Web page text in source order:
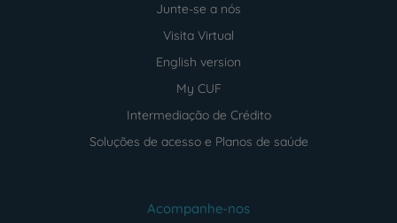
Junte-se a nós
Visita Virtual
English version
My CUF
Intermediação de Crédito
Soluções de acesso e Planos de saúde
Acompanhe-nos